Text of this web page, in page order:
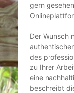
gern
Der Wunsch
des
zu Ihrer
eine
beschreibt